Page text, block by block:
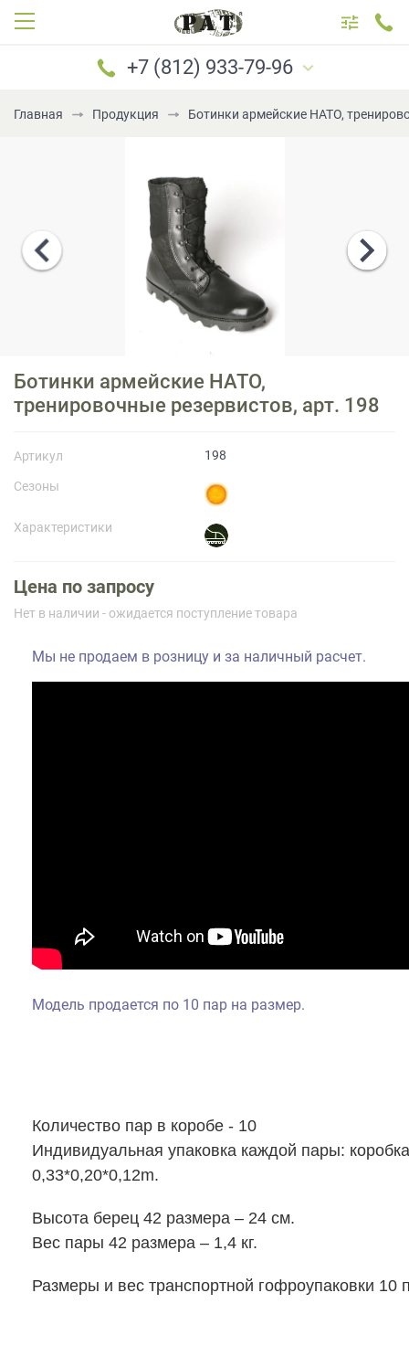
+7 (812) 933-79-96
САНКТ-ПЕТЕРБУРГ МОСКВА
+7 (921) 183-69-96
+7 (921) 184-69-96
+7 (981) 777-79-96
PATboot@mail.ru
Прайс-лист
Главная Продукция Ботинки армейские НАТО,
Ботинки армейские НАТО,
тренировочные резервистов, арт. 198
Артикул 198
Сезоны
Характеристики
Цена по запросу
Нет в наличии - ожидается поступление товара
Мы не продаем в розницу и за наличный расчет.
Модель продается по 10 пар на размер.
Количество пар в коробе - 10
Индивидуальная упаковка каждой пары:
0,33*0,20*0,12m.
Высота берец 42 размера – 24 см.
Вес пары 42 размера – 1,4 кг.
Размеры и вес транспортной гофроупаковки 10